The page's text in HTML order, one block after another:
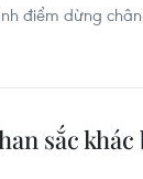
điểm dừng
sắc